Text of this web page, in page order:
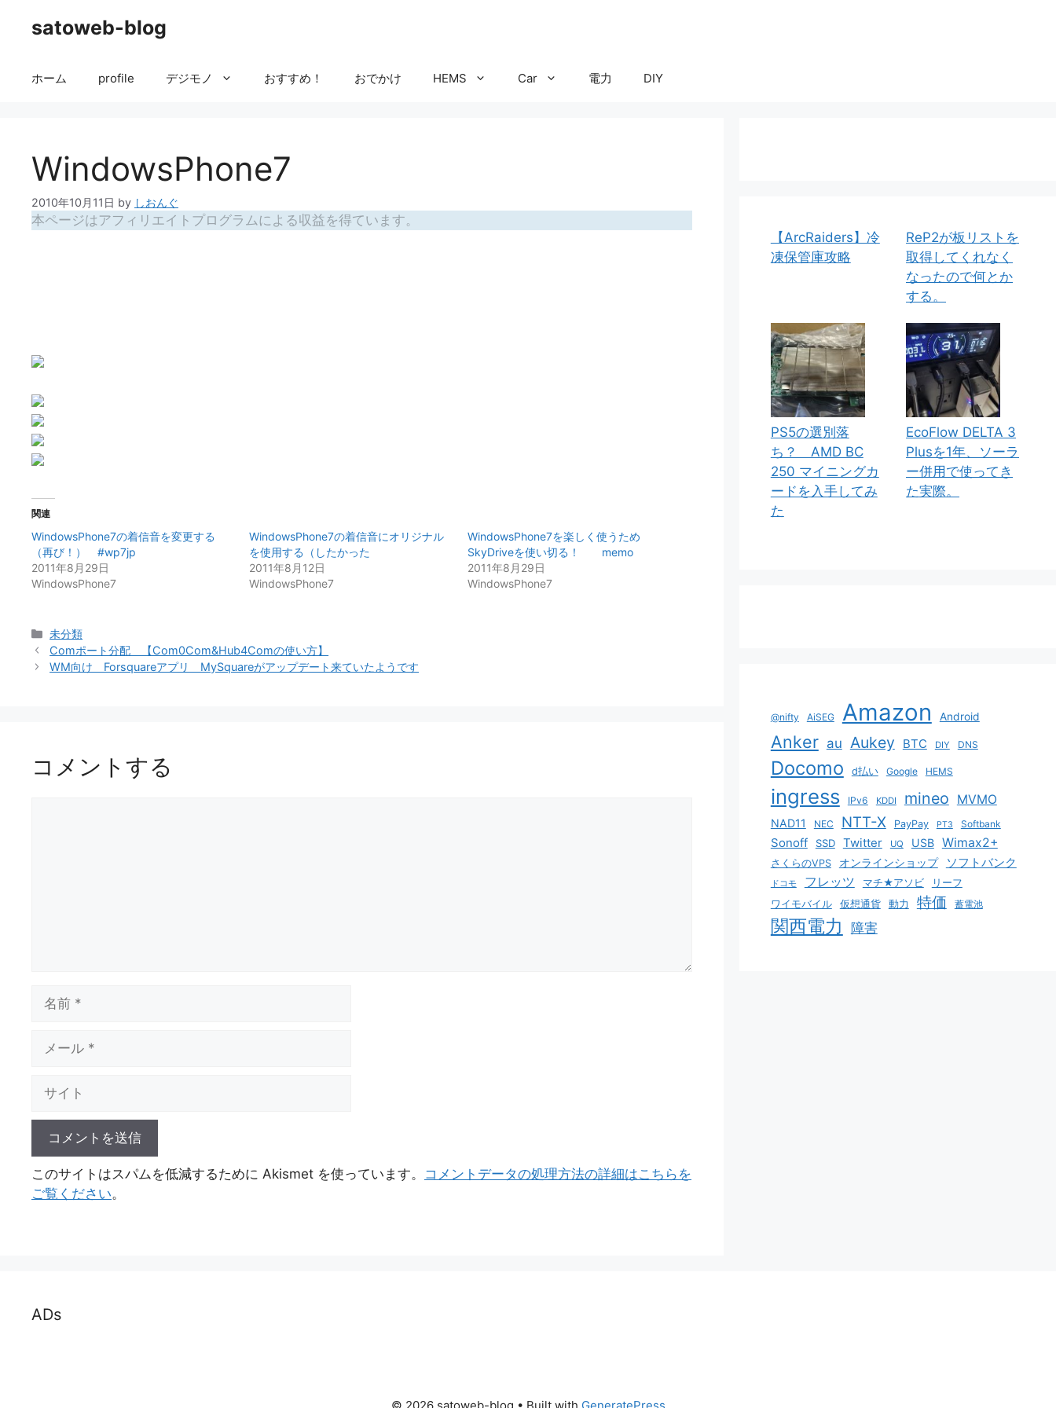
satoweb-blog
ホーム profile デジモノ おすすめ！ おでかけ HEMS Car 電力 DIY
WindowsPhone7
2010年10月11日 by しおんぐ
本ページはアフィリエイトプログラムによる収益を得ています。
関連
WindowsPhone7の着信音を変更する
（再び！） #wp7jp
2011年8月29日
WindowsPhone7
WindowsPhone7の着信音にオリジナル
を使用する（したかった
2011年8月12日
WindowsPhone7
WindowsPhone7を楽しく使うため
SkyDriveを使い切る！ memo
2011年8月29日
WindowsPhone7
カ
テ
ゴ
未分類
Comポート分配 【Com0Com&Hub4Comの使い方】
WM向け Forsquareアプリ MySquareがアップデート来ていたようです
コメントする
ト
このサイトはスパムを低減するために Akismet を使っています。 コメントデータの処理方法の詳細はこちらを
ご覧ください。
【ArcRaiders】冷
凍保管庫攻略
ReP2が板リストを
取得してくれなく
なったので何とか
する。
PS5の選別落
ち？ AMD BC
250 マイニングカ
ードを入手してみ
た
EcoFlow DELTA 3
Plusを1年、ソーラ
ー併用で使ってき
た実際。
@nifty AiSEG Amazon Android
Anker au Aukey BTC DIY DNS
Docomo d払い Google HEMS
ingress IPv6 KDDI mineo MVMO
NAD11 NEC NTT-X PayPay PT3 Softbank
Sonoff SSD Twitter UQ USB Wimax2+
さくらのVPS オンラインショップ ソフトバンク
ドコモ フレッツ マチ★アソビ
リーフ
ワイモバイル
仮想通貨 動力 特価 蓄電池
関西電力 障害
ADs
© 2026 satoweb-blog • Built with GeneratePress